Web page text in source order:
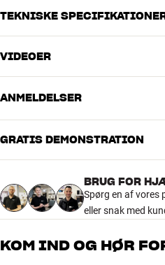
TEKNISKE
DIMENSIONER OG DESIGN
Vægt (kg)
Mål (emballage)
GENERELLE EGENSKABER
Pladebørste i kulfiber
Pickup-børste
VIDEOER
ANMELDELSER
4.6
108
GRATIS DEMONSTRATION
BRUG FOR
Spørg en af vores
eller snak med
KOM IND OG HØR